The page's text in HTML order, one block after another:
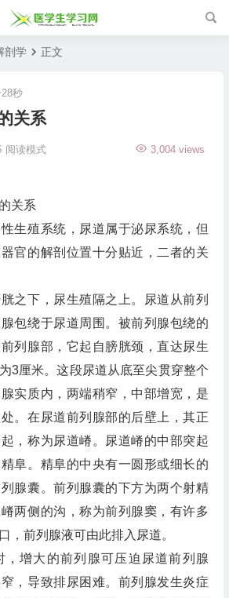
剖学 正文
关系
3,004 views
秒
阅读模式
关系
殖系统，尿道属于泌尿系统，但
官的解剖位置十分贴近，二者的关
下，尿生殖隔之上。尿道从前列
包绕于尿道周围。被前列腺包绕的
列腺部，它起自膀胱颈，直达尿生
3厘米。这段尿道从底至尖贯穿整个
实质内，两端稍窄，中部增宽，是
。在尿道前列腺部的后壁上，其正
，称为尿道嵴。尿道嵴的中部突起
阜。精阜的中央有一圆形或细长的
腺囊。前列腺囊的下方为两个射精
两侧的沟，称为前列腺窦，有许多
，前列腺液可由此排入尿道。
增大的前列腺可压迫尿道前列腺
，导致排尿困难。前列腺发生炎症